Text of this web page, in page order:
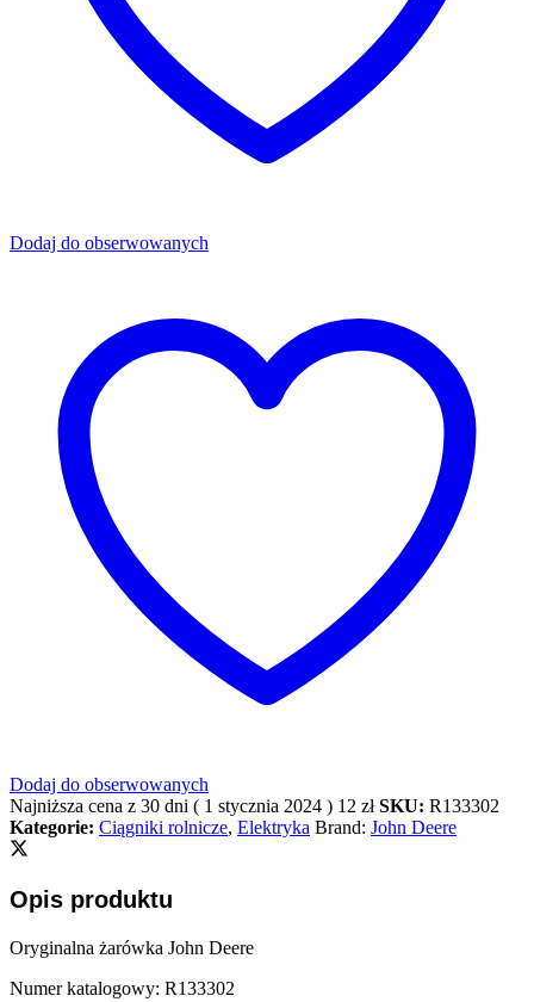
Dodaj do obserwowanych
Dodaj do obserwowanych
Najniższa cena z 30 dni ( 1 stycznia 2024 ) 12 zł SKU: R133302
Kategorie: Ciągniki rolnicze, Elektryka Brand: John Deere
Opis produktu
Oryginalna żarówka John Deere
Numer katalogowy: R133302